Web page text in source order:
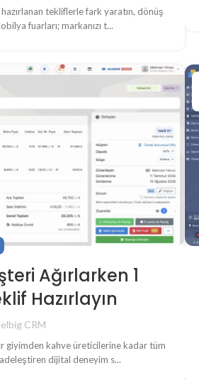
tekliflerle fark yaratın, dönüş
fuarları; markanızı t...
Ağırlarken 1
Hazırlayın
CRM
giyimden kahve üreticilerine kadar tüm
dijital deneyim s...